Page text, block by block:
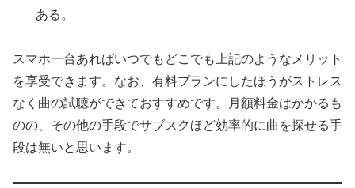
ある。
スマホ一台あればいつでもどこでも上記のようなメリット
を享受できます。なお、有料プランにしたほうがストレス
なく曲の試聴ができておすすめです。月額料金はかかるも
のの、その他の手段でサブスクほど効率的に曲を探せる手
段は無いと思います。